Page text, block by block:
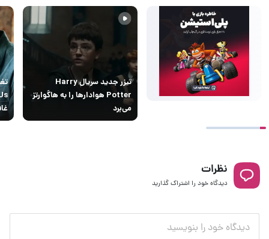
تیزر جدید سریال Harry
Potter هوادارها را به هاگوارتز
می‌برد
نظرات
دیدگاه خود را اشتراک گذارید